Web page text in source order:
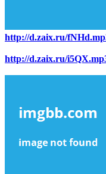
http://d.zaix.ru/
http://d.zaix.ru/